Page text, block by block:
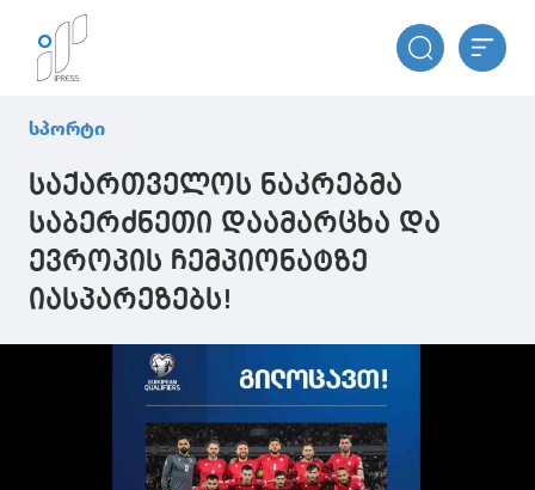
სპორტი
საქართველოს ნაკრებმა
საბერძნეთი დაამარცხა და
ევროპის ჩემპიონატზე
იასპარეზებს!